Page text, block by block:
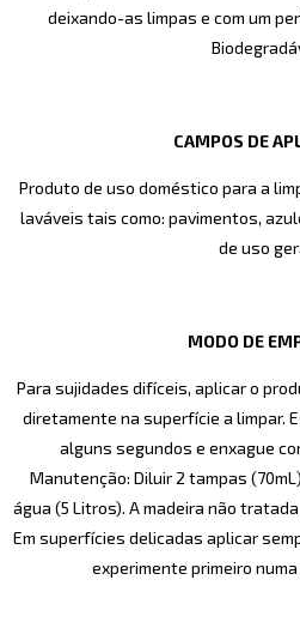
deixando-as limpas e com um
CAMPOS DE
Produto de uso doméstico para a
laváveis tais como: pavimentos,
de uso
MODO DE
Para sujidades difíceis, aplicar o
diretamente na superfície a limpar.
alguns segundos e enxague
Manutenção: Diluir 2 tampas
água (5 Litros). A madeira não
Em superfícies delicadas aplicar
experimente primeiro